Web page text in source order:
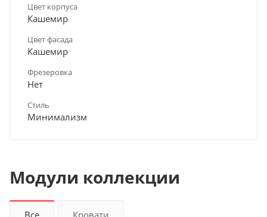
Цвет корпуса
Кашемир
Цвет фасада
Кашемир
Фрезеровка
Нет
Стиль
Минимализм
Модули коллекции
Все Кровати